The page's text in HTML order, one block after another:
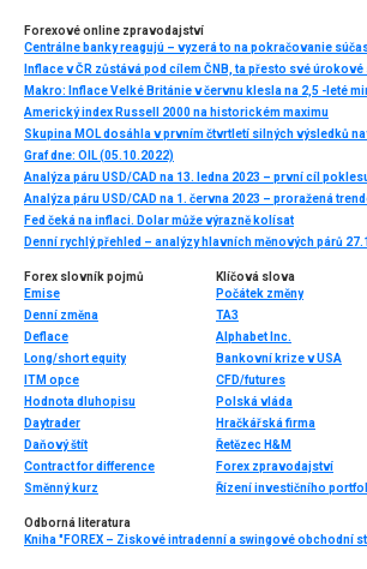
Forexové online zpravodajství
Makro: Inflace Velké Británie v červnu klesla na 2,5 -leté
Americký index Russell 2000 na historickém maximu
Graf dne: OIL (05.10.2022)
Fed čeká na inflaci. Dolar může výrazně kolísat
Forex slovník pojmů
Emise
Denní změna
Deflace
Long/short equity
ITM opce
Hodnota dluhopisu
Daytrader
Daňový štít
Contract for difference
Směnný kurz
Klíčová slova
Počátek změny
TA3
Alphabet Inc.
Bankovní krize v USA
CFD/futures
Polská vláda
Hračkářská firma
Řetězec H&M
Forex zpravodajství
Řízení investičního
Odborná literatura